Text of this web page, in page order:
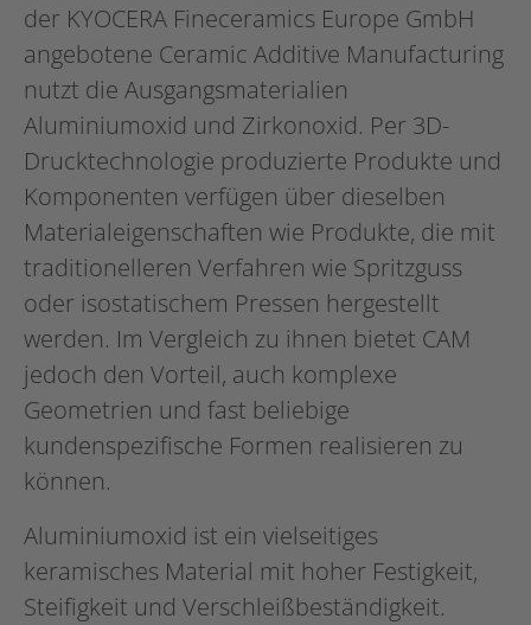
der KYOCERA Fineceramics Europe GmbH
angebotene Ceramic Additive Manufacturing
nutzt die Ausgangsmaterialien
Aluminiumoxid und Zirkonoxid. Per 3D-
Drucktechnologie produzierte Produkte und
Komponenten verfügen über dieselben
Materialeigenschaften wie Produkte, die mit
traditionelleren Verfahren wie Spritzguss
oder isostatischem Pressen hergestellt
werden. Im Vergleich zu ihnen bietet CAM
jedoch den Vorteil, auch komplexe
Geometrien und fast beliebige
kundenspezifische Formen realisieren zu
können.
Aluminiumoxid ist ein vielseitiges
keramisches Material mit hoher Festigkeit,
Steifigkeit und Verschleißbeständigkeit.